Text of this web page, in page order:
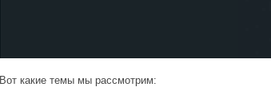
Вот какие темы мы рассмотрим: